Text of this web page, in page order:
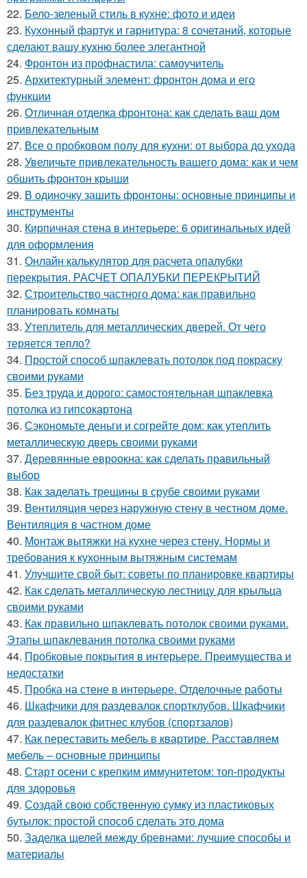
22. Бело-зеленый стиль в кухне: фото и идеи
23. Кухонный фартук и гарнитура: 8 сочетаний, которые
сделают вашу кухню более элегантной
24. Фронтон из профнастила: самоучитель
25. Архитектурный элемент: фронтон дома и его
функции
26. Отличная отделка фронтона: как сделать ваш дом
привлекательным
27. Все о пробковом полу для кухни: от выбора до ухода
28. Увеличьте привлекательность вашего дома: как и чем
обшить фронтон крыши
29. В одиночку зашить фронтоны: основные принципы и
инструменты
30. Кирпичная стена в интерьере: 6 оригинальных идей
для оформления
31. Онлайн калькулятор для расчета опалубки
перекрытия. РАСЧЕТ ОПАЛУБКИ ПЕРЕКРЫТИЙ
32. Строительство частного дома: как правильно
планировать комнаты
33. Утеплитель для металлических дверей. От чего
теряется тепло?
34. Простой способ шпаклевать потолок под покраску
своими руками
35. Без труда и дорого: самостоятельная шпаклевка
потолка из гипсокартона
36. Сэкономьте деньги и согрейте дом: как утеплить
металлическую дверь своими руками
37. Деревянные евроокна: как сделать правильный
выбор
38. Как заделать трещины в срубе своими руками
39. Вентиляция через наружную стену в честном доме.
Вентиляция в частном доме
40. Монтаж вытяжки на кухне через стену. Нормы и
требования к кухонным вытяжным системам
41. Улучшите свой быт: советы по планировке квартиры
42. Как сделать металлическую лестницу для крыльца
своими руками
43. Как правильно шпаклевать потолок своими руками.
Этапы шпаклевания потолка своими руками
44. Пробковые покрытия в интерьере. Преимущества и
недостатки
45. Пробка на стене в интерьере. Отделочные работы
46. Шкафчики для раздевалок спортклубов. Шкафчики
для раздевалок фитнес клубов (спортзалов)
47. Как переставить мебель в квартире. Расставляем
мебель – основные принципы
48. Старт осени с крепким иммунитетом: топ-продукты
для здоровья
49. Создай свою собственную сумку из пластиковых
бутылок: простой способ сделать это дома
50. Заделка щелей между бревнами: лучшие способы и
материалы